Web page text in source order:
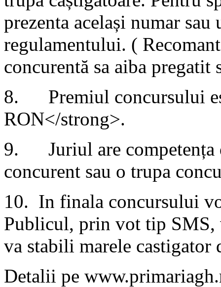
prezenta același numar
regulamentului. (
concurentă sa aiba
8. Premiul concursului
RON</strong>.
9. Juriul are competența
concurent sau o trupa
10. In finala concursului
Publicul, prin vot tip SMS,
va stabili marele
Detalii pe